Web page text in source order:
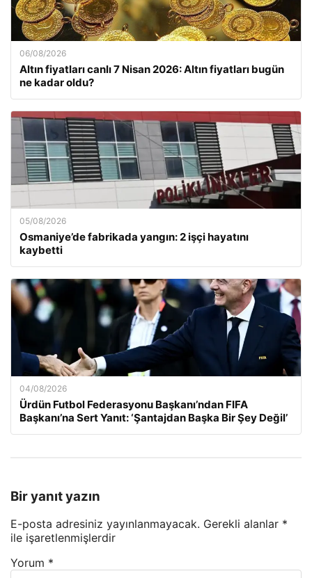
06/08/2026
Altın fiyatları canlı 7 Nisan 2026: Altın fiyatları bugün
ne kadar oldu?
05/08/2026
Osmaniye’de fabrikada yangın: 2 işçi hayatını
kaybetti
04/08/2026
Ürdün Futbol Federasyonu Başkanı’ndan FIFA
Başkanı’na Sert Yanıt: ‘Şantajdan Başka Bir Şey Değil’
Bir yanıt yazın
E-posta adresiniz yayınlanmayacak. Gerekli alanlar *
ile işaretlenmişlerdir
Yorum *